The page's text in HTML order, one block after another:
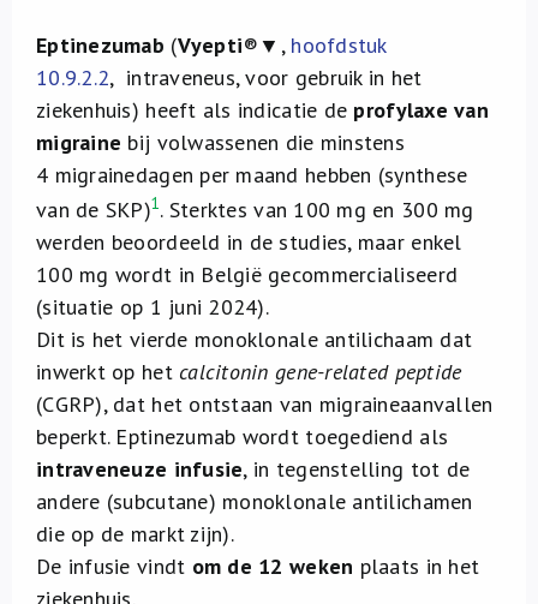
Eptinezumab (Vyepti®▼, hoofdstuk
10.9.2.2, intraveneus, voor gebruik in het
ziekenhuis) heeft als indicatie de profylaxe van
migraine bij volwassenen die minstens
4 migrainedagen per maand hebben (synthese
van de SKP)1. Sterktes van 100 mg en 300 mg
werden beoordeeld in de studies, maar enkel
100 mg wordt in België gecommercialiseerd
(situatie op 1 juni 2024).
Dit is het vierde monoklonale antilichaam dat
inwerkt op het calcitonin gene-related peptide
(CGRP), dat het ontstaan van migraineaanvallen
beperkt. Eptinezumab wordt toegediend als
intraveneuze infusie, in tegenstelling tot de
andere (subcutane) monoklonale antilichamen
die op de markt zijn).
De infusie vindt om de 12 weken plaats in het